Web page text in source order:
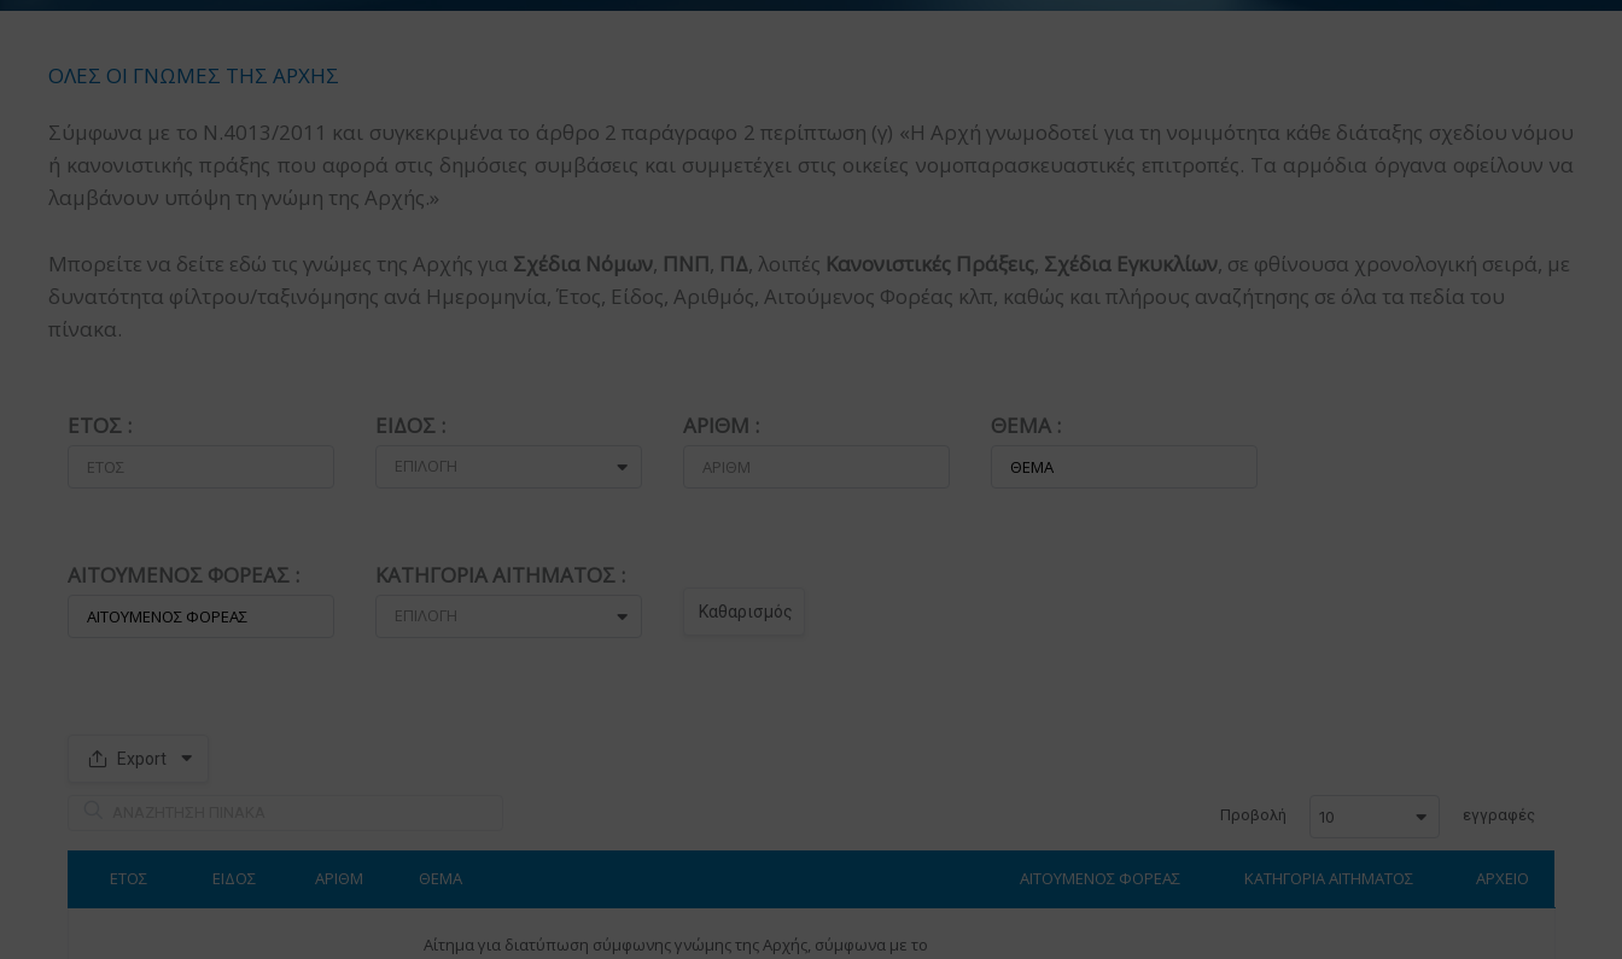
ΟΛΕΣ ΟΙ ΓΝΩΜΕΣ ΤΗΣ ΑΡΧΗΣ
Σύμφωνα με το Ν.4013/2011 και συγκεκριμένα το άρθρο 2 παράγραφο 2 περίπτωση (γ) «Η Αρχή γνωμοδοτεί για τη νομιμότητα κάθε διάταξης σχεδίου νόμου
ή κανονιστικής πράξης που αφορά στις δημόσιες συμβάσεις και συμμετέχει στις οικείες νομοπαρασκευαστικές επιτροπές. Τα αρμόδια όργανα οφείλουν να
λαμβάνουν υπόψη τη γνώμη της Αρχής.»
Μπορείτε να δείτε εδώ τις γνώμες της Αρχής για Σχέδια Νόμων, ΠΝΠ, ΠΔ, λοιπές Κανονιστικές Πράξεις, Σχέδια Εγκυκλίων, σε φθίνουσα χρονολογική σειρά, με
δυνατότητα φίλτρου/ταξινόμησης ανά Ημερομηνία, Έτος, Είδος, Αριθμός, Αιτούμενος Φορέας κλπ, καθώς και πλήρους αναζήτησης σε όλα τα πεδία του
πίνακα.
ΕΤΟΣ : ΕΙΔΟΣ :
ΕΠΙΛΟΓΗ
ΑΡΙΘΜ : ΘΕΜΑ :
ΑΙΤΟΥΜΕΝΟΣ ΦΟΡΕΑΣ : ΚΑΤΗΓΟΡΙΑ ΑΙΤΗΜΑΤΟΣ :
ΕΠΙΛΟΓΗ Καθαρισμός
Export
Προβολή 10 εγγραφές
ΕΤΟΣ ΕΙΔΟΣ ΑΡΙΘΜ ΘΕΜΑ ΑΙΤΟΥΜΕΝΟΣ ΦΟΡΕΑΣ ΚΑΤΗΓΟΡΙΑ ΑΙΤΗΜΑΤΟΣ ΑΡΧΕΙΟ
Αίτημα για διατύπωση σύμφωνης γνώμης της Αρχής, σύμφωνα με το